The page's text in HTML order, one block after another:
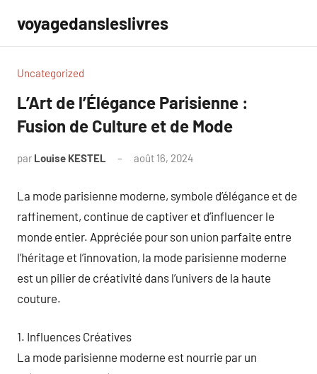
contenu
voyagedansleslivres
Uncategorized
L’Art de l’Élégance Parisienne :
Fusion de Culture et de Mode
par Louise KESTEL août 16, 2024
La mode parisienne moderne, symbole d’élégance et de
raffinement, continue de captiver et d’influencer le
monde entier. Appréciée pour son union parfaite entre
l’héritage et l’innovation, la mode parisienne moderne
est un pilier de créativité dans l’univers de la haute
couture.
1. Influences Créatives
La mode parisienne moderne est nourrie par un